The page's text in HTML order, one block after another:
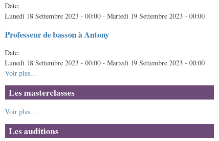
Date:
Lunedì 18 Settembre 2023 - 00:00 - Martedì 19 Settembre 2023 - 00:00
Professeur de basson à Antony
Date:
Lunedì 18 Settembre 2023 - 00:00 - Martedì 19 Settembre 2023 - 00:00
Voir plus...
Les masterclasses
Voir plus...
Les auditions